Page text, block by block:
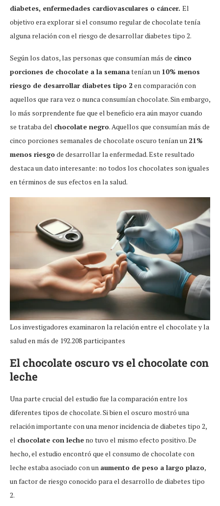
diabetes, enfermedades cardiovasculares o cáncer. El
objetivo era explorar si el consumo regular de chocolate tenía
alguna relación con el riesgo de desarrollar diabetes tipo 2.
Según los datos, las personas que consumían más de cinco
porciones de chocolate a la semanatenían un 10% menos
riesgo de desarrollar diabetes tipo 2en comparación con
aquellos que rara vez o nunca consumían chocolate. Sin embargo,
lo más sorprendente fue que el beneficio era aún mayor cuando
se trataba del chocolate negro. Aquellos que consumían más de
cinco porciones semanales de chocolate oscuro tenían un 21%
menos riesgode desarrollar la enfermedad. Este resultado
destaca un dato interesante: no todos los chocolates son iguales
en términos de sus efectos en la salud.
Los investigadores examinaron la relación entre el chocolate y la
salud en más de 192.208 participantes
El chocolate oscuro vs el chocolate con
leche
Una parte crucial del estudio fue la comparación entre los
diferentes tipos de chocolate. Si bien el oscuro mostró una
relación importante con una menor incidencia de diabetes tipo 2,
el chocolate con leche no tuvo el mismo efecto positivo. De
hecho, el estudio encontró que el consumo de chocolate con
leche estaba asociado con un aumento de peso a largo plazo,
un factor de riesgo conocido para el desarrollo de diabetes tipo
2.